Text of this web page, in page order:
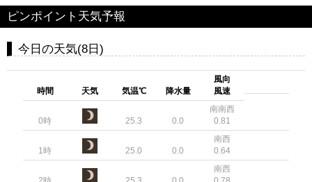
ピンポイント天気予報
今日の天気(8日)
時間 天気 気温℃ 降水量
風向
風速
0時 25.3 0.0
南南西
0.81
1時 25.0 0.0
南西
0.64
南西